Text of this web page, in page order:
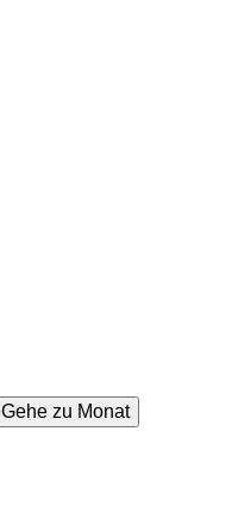
Gehe zu Monat